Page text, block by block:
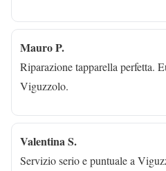
Mauro P.
Riparazione tapparella perfetta.
Viguzzolo.
Valentina S.
Servizio serio e puntuale a